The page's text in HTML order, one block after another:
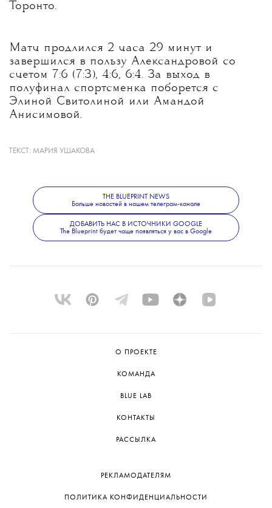
канале The Blueprint News
Торонто.
Матч продлился 2 часа 29 минут и
завершился в пользу Александровой со
счетом 7:6 (7:3), 4:6, 6:4. За выход в
полуфинал спортсменка поборется с
Элиной Свитолиной или Амандой
Анисимовой.
Александровой 31 год; она победительница
Джин Кинг (это крупнейшие
международные командные соревнования в
женском теннисе)
ТЕКСТ: МАРИЯ УШАКОВА
THE BLUEPRINT NEWS
Больше новостей в нашем телеграм-канале
ДОБАВИТЬ НАС В ИСТОЧНИКИ GOOGLE
The Blueprint будет чаще появляться у вас в Google
О ПРОЕКТЕ
КОМАНДА
BLUE LAB
КОНТАКТЫ
РАССЫЛКА
РЕКЛАМОДАТЕЛЯМ
ПОЛИТИКА КОНФИДЕНЦИАЛЬНОСТИ